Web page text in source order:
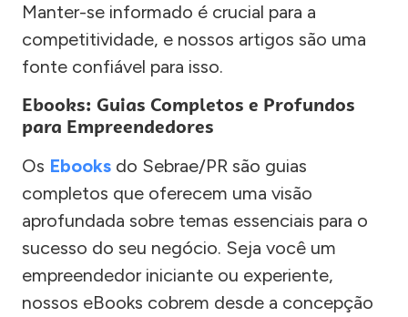
Manter-se informado é crucial para a
competitividade, e nossos artigos são uma
fonte confiável para isso.
Ebooks: Guias Completos e Profundos
para Empreendedores
Os Ebooks do Sebrae/PR são guias
completos que oferecem uma visão
aprofundada sobre temas essenciais para o
sucesso do seu negócio. Seja você um
empreendedor iniciante ou experiente,
nossos eBooks cobrem desde a concepção